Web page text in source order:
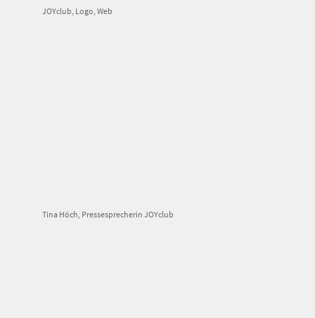
JOYclub, Logo, Web
Tina Höch, Pressesprecherin JOYclub